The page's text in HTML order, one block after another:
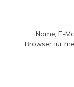
Name, E-
Browser für